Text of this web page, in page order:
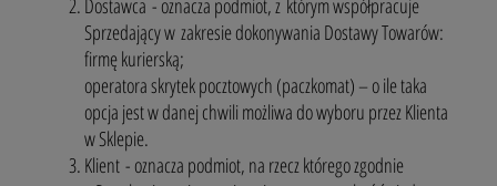
Sprzedający w zakresie dokonywania Dostawy Towarów:
firmę kurierską;
operatora skrytek pocztowych (paczkomat) – o ile taka
opcja jest w danej chwili możliwa do wyboru przez Klienta
w Sklepie.
Klient - oznacza podmiot, na rzecz którego zgodnie